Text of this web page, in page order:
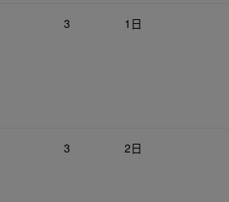
3 1日
3 2日